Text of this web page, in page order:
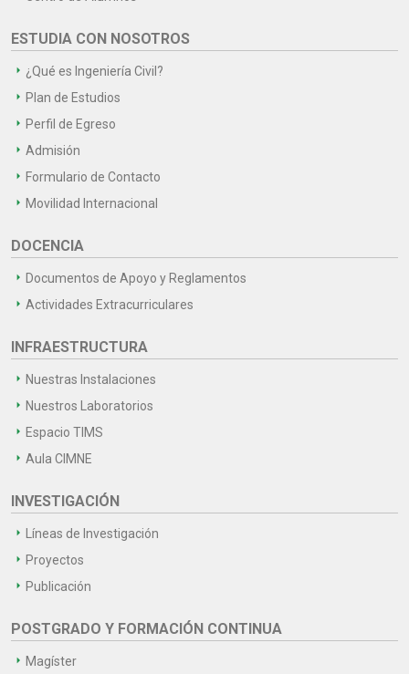
ESTUDIA CON NOSOTROS
¿Qué es Ingeniería Civil?
Plan de Estudios
Perfil de Egreso
Admisión
Formulario de Contacto
Movilidad Internacional
DOCENCIA
Documentos de Apoyo y Reglamentos
Actividades Extracurriculares
INFRAESTRUCTURA
Nuestras Instalaciones
Nuestros Laboratorios
Espacio TIMS
Aula CIMNE
INVESTIGACIÓN
Líneas de Investigación
Proyectos
Publicación
POSTGRADO Y FORMACIÓN CONTINUA
Magíster